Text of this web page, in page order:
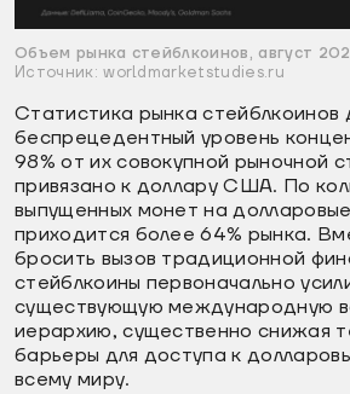
Объем рынка стейблкоинов, август
Источник: worldmarketstudies.ru
Статистика рынка стейблкоинов
беспрецедентный уровень
98% от их совокупной рыночной
привязано к доллару США. По
выпущенных монет на
приходится более 64% рынка.
бросить вызов традиционной
стейблкоины первоначально
существующую международную
иерархию, существенно снижая
барьеры для доступа к
всему миру.